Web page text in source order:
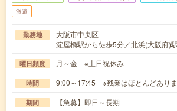
派遣
勤務地
大阪市中央区
淀屋橋駅から徒歩5分／北浜(大阪府)
曜日頻度 月～金 ※土日祝休み
時間 9:00～17:45 ※残業はほとんどありま
期間 【急募】即日～長期